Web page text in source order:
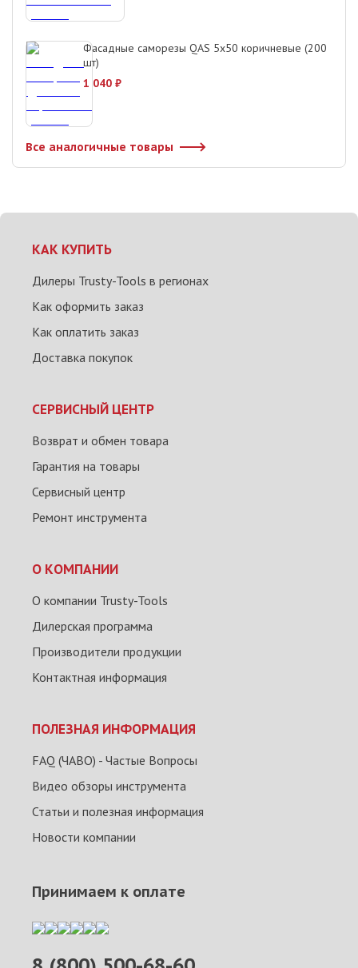
Фасадные саморезы QAS 5х50 коричневые (200
шт)
1 040 ₽
Все аналогичные товары
КАК КУПИТЬ
Дилеры Trusty-Tools в регионах
Как оформить заказ
Как оплатить заказ
Доставка покупок
СЕРВИСНЫЙ ЦЕНТР
Возврат и обмен товара
Гарантия на товары
Сервисный центр
Ремонт инструмента
О КОМПАНИИ
О компании Trusty-Tools
Дилерская программа
Производители продукции
Контактная информация
ПОЛЕЗНАЯ ИНФОРМАЦИЯ
FAQ (ЧАВО) - Частые Вопросы
Видео обзоры инструмента
Статьи и полезная информация
Новости компании
Принимаем к оплате